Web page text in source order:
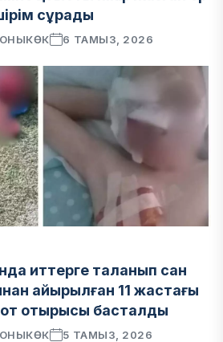
сұрады
6 ТАМЫЗ, 2026
иттерге таланып сан
айырылған 11 жастағы
отырысы басталды
5 ТАМЫЗ, 2026